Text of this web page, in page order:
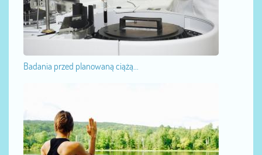
Badania przed planowaną ciążą...